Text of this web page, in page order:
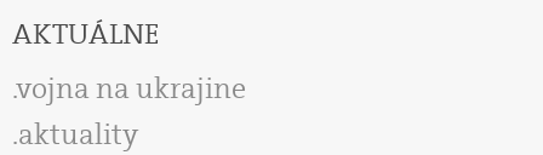
AKTUÁLNE
vojna na ukrajine
aktuality